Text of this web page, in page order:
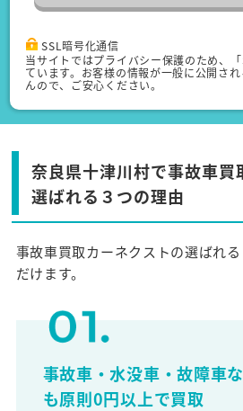
SSL暗号化通信
当サイトではプライバシー保護のため、
ています。お客様の情報が一般に公開さ
んので、ご安心ください。
奈良県十津川村で事故車買
選ばれる３つの理由
事故車買取カーネクストの選ばれ
だけます。
事故車・水没車・故障車
も原則0円以上で買取